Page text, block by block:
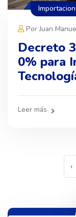
Por Juan
Decreto
0% para
Leer más
‹